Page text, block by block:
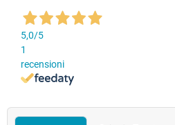
5,0/5
1
recensioni